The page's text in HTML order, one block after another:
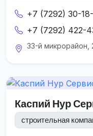
+7 (7292) 30-
+7 (7292) 422-
33-й микрорайон,
Каспий Нур
строительная